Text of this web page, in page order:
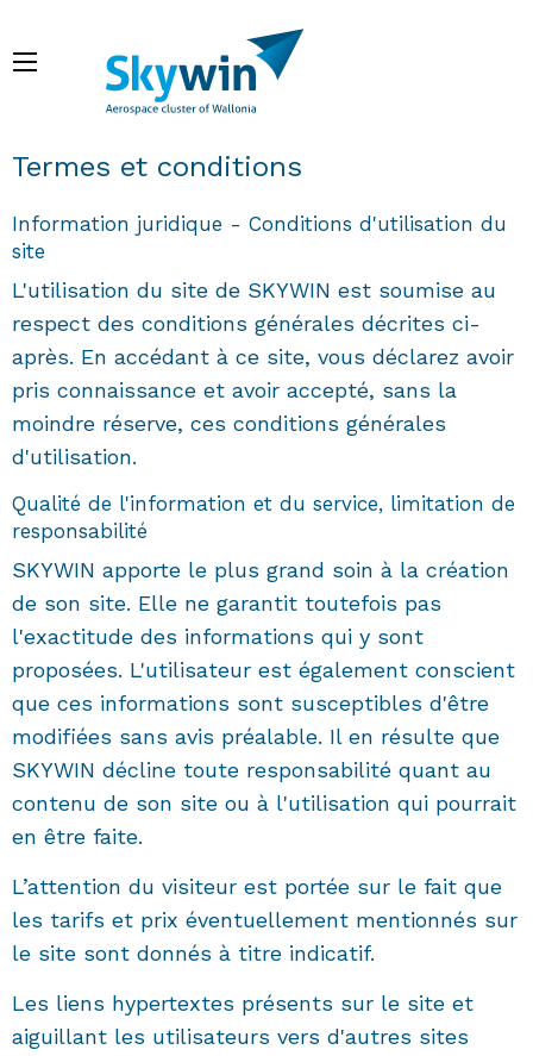
contenu
Fil d'Ariane
Termes et conditions
Information juridique - Conditions d'utilisation du
site
L'utilisation du site de SKYWIN est soumise au
respect des conditions générales décrites ci-
après. En accédant à ce site, vous déclarez avoir
pris connaissance et avoir accepté, sans la
moindre réserve, ces conditions générales
d'utilisation.
Qualité de l'information et du service, limitation de
responsabilité
SKYWIN apporte le plus grand soin à la création
de son site. Elle ne garantit toutefois pas
l'exactitude des informations qui y sont
proposées. L'utilisateur est également conscient
que ces informations sont susceptibles d'être
modifiées sans avis préalable. Il en résulte que
SKYWIN décline toute responsabilité quant au
contenu de son site ou à l'utilisation qui pourrait
en être faite.
L’attention du visiteur est portée sur le fait que
les tarifs et prix éventuellement mentionnés sur
le site sont donnés à titre indicatif.
Les liens hypertextes présents sur le site et
aiguillant les utilisateurs vers d'autres sites